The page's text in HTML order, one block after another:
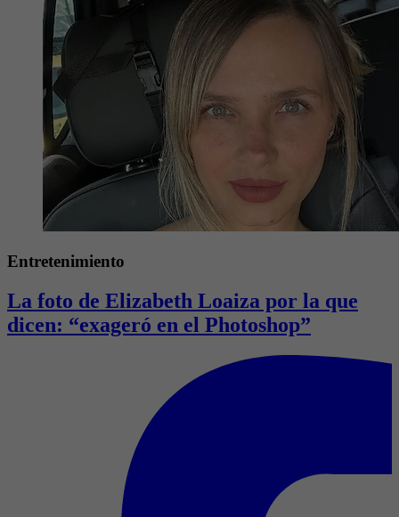
Entretenimiento
La foto de Elizabeth Loaiza por la que
dicen: “exageró en el Photoshop”